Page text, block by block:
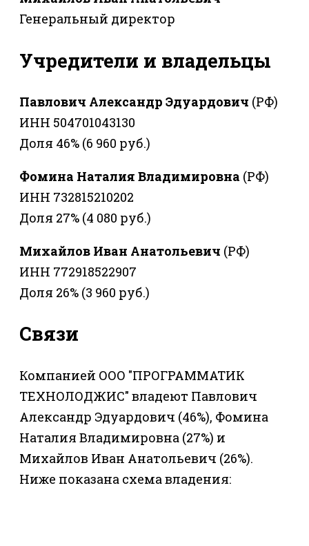
Генеральный директор
Учредители и владельцы
Павлович Александр Эдуардович (РФ)
ИНН 504701043130
Доля 46% (6 960 руб.)
Фомина Наталия Владимировна (РФ)
ИНН 732815210202
Доля 27% (4 080 руб.)
Михайлов Иван Анатольевич (РФ)
ИНН 772918522907
Доля 26% (3 960 руб.)
Связи
Компанией ООО "ПРОГРАММАТИК
ТЕХНОЛОДЖИС" владеют Павлович
Александр Эдуардович (46%), Фомина
Наталия Владимировна (27%) и
Михайлов Иван Анатольевич (26%).
Ниже показана схема владения: